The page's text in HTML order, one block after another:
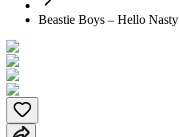
Beastie Boys ‎– Hello Nasty